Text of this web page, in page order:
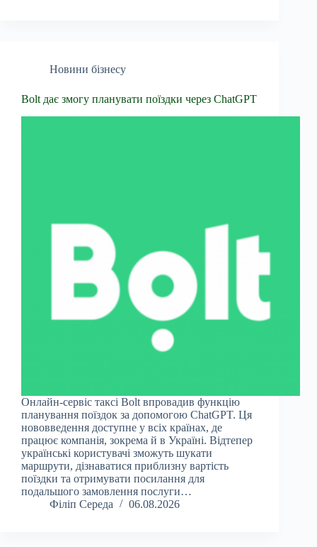
Новини бізнесу
Bolt дає змогу планувати поїздки через ChatGPT
Онлайн-сервіс таксі Bolt впровадив функцію
планування поїздок за допомогою ChatGPT. Ця
нововведення доступне у всіх країнах, де
працює компанія, зокрема й в Україні. Відтепер
українські користувачі зможуть шукати
маршрути, дізнаватися приблизну вартість
поїздки та отримувати посилання для
подальшого замовлення послуги…
Філіп Середа
06.08.2026